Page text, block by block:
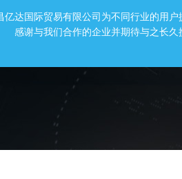
亿达国际贸易有限公司为不同行业的用
感谢与我们合作的企业并期待与之长